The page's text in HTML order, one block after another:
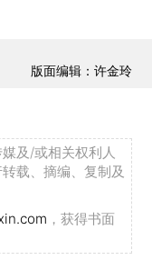
版面编辑：许金玲
及/或相关权利人
载、摘编、复制及
，获得书面